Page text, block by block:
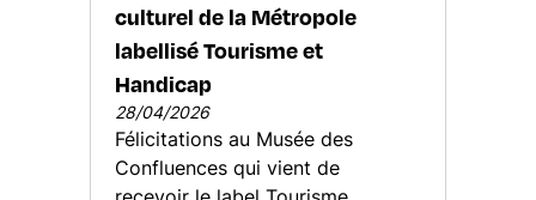
culturel de la Métropole
labellisé Tourisme et
Handicap
28/04/2026
Félicitations au Musée des
Confluences qui vient de